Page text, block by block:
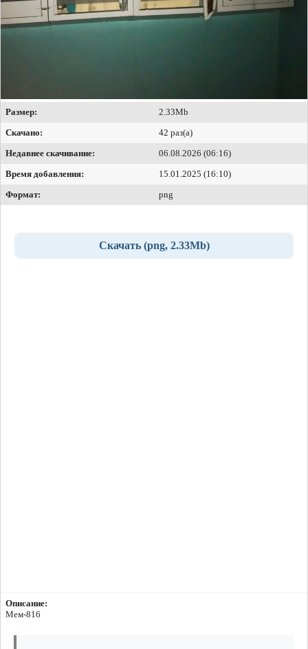
Размер:
2.33Mb
Скачано:
42 раз(а)
Недавнее скачивание:
06.08.2026 (06:16)
Время добавления:
15.01.2025 (16:10)
Формат:
png
Скачать (png, 2.33Mb)
Описание:
Мем-816